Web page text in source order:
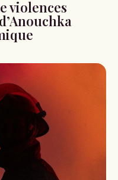
violences